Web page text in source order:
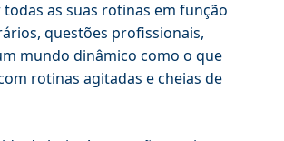
as suas rotinas em função
questões profissionais,
mundo dinâmico como o que
rotinas agitadas e cheias de